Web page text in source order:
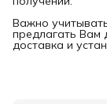
Важно
предлагать Вам
доставка и